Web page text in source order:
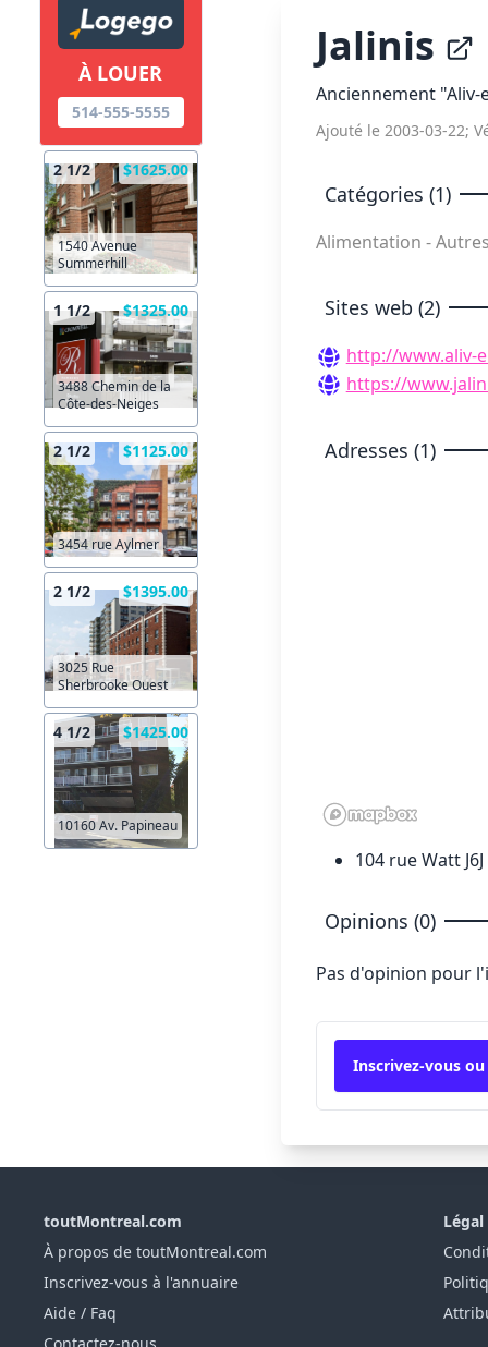
À LOUER
514-555-5555
2 1/2 $1625.00
1540 Avenue
Summerhill
1 1/2 $1325.00
3488 Chemin de la
Côte-des-Neiges
2 1/2 $1125.00
3454 rue Aylmer
2 1/2 $1395.00
3025 Rue
Sherbrooke Ouest
4 1/2 $1425.00
10160 Av. Papineau
Jalinis
Anciennement "Aliv-
Ajouté le 2003-03-22;
Catégories (1)
Alimentation -
Sites web (2)
http://www.aliv-
https://
Adresses (1)
104 rue Watt
Opinions (0)
Pas d'opinion pour
Inscrivez-vous
toutMontreal.com
À propos de toutMontreal.com
Inscrivez-vous à l'annuaire
Aide / Faq
Légal